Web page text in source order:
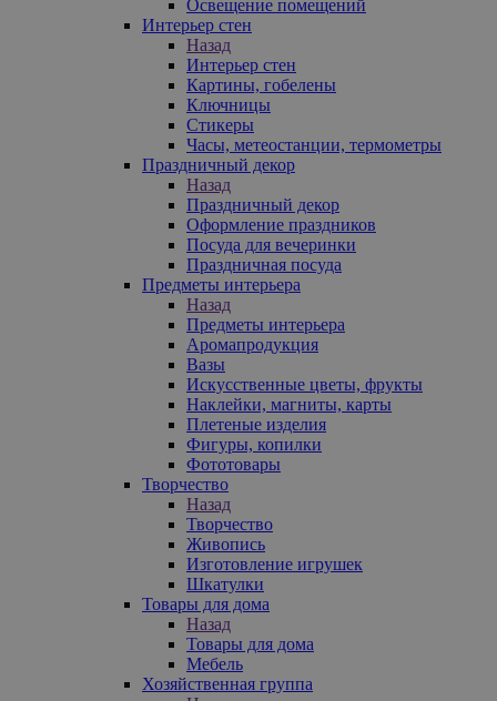
Освещение помещений
Интерьер стен
Назад
Интерьер стен
Картины, гобелены
Ключницы
Стикеры
Часы, метеостанции, термометры
Праздничный декор
Назад
Праздничный декор
Оформление праздников
Посуда для вечеринки
Праздничная посуда
Предметы интерьера
Назад
Предметы интерьера
Аромапродукция
Вазы
Искусственные цветы, фрукты
Наклейки, магниты, карты
Плетеные изделия
Фигуры, копилки
Фототовары
Творчество
Назад
Творчество
Живопись
Изготовление игрушек
Шкатулки
Товары для дома
Назад
Товары для дома
Мебель
Хозяйственная группа